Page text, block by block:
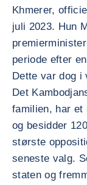
Khmerer,
juli 2023. Hun
periode efter
Dette var dog
Det
familien, har et
og besidder
største
seneste valg.
staten og